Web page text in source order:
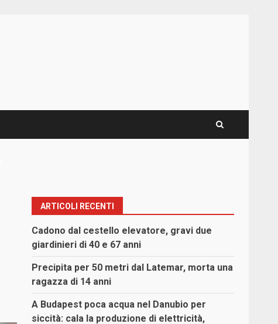
ARTICOLI RECENTI
Cadono dal cestello elevatore, gravi due
giardinieri di 40 e 67 anni
Precipita per 50 metri dal Latemar, morta una
ragazza di 14 anni
A Budapest poca acqua nel Danubio per
siccità: cala la produzione di elettricità,